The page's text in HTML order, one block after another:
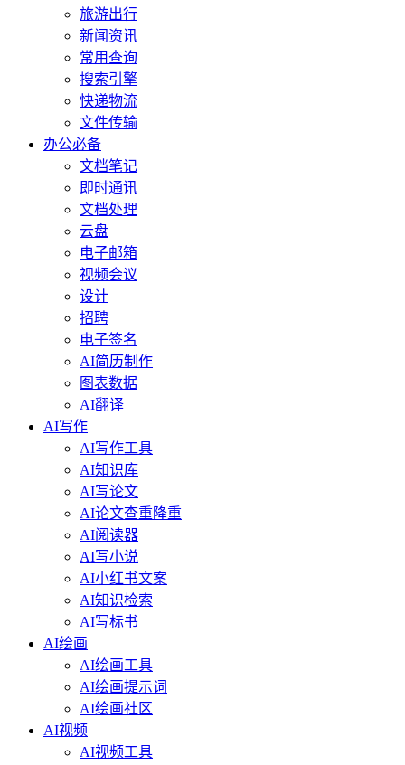
旅游出行
新闻资讯
常用查询
搜索引擎
快递物流
文件传输
办公必备
文档笔记
即时通讯
文档处理
云盘
电子邮箱
视频会议
设计
招聘
电子签名
AI简历制作
图表数据
AI翻译
AI写作
AI写作工具
AI知识库
AI写论文
AI论文查重降重
AI阅读器
AI写小说
AI小红书文案
AI知识检索
AI写标书
AI绘画
AI绘画工具
AI绘画提示词
AI绘画社区
AI视频
AI视频工具